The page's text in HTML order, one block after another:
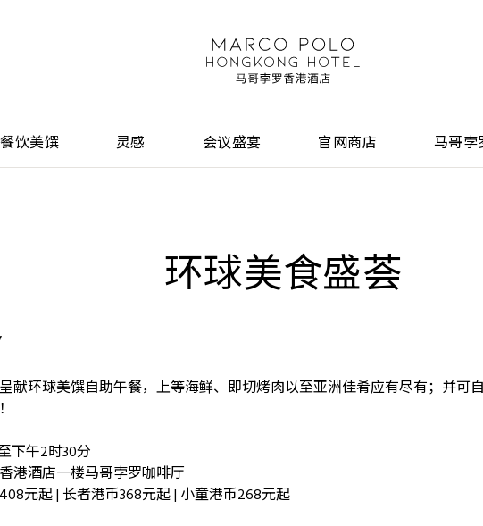
餐饮美馔 灵感 会议盛宴 官网商店 马哥孛
环球美食盛荟
献环球美馔自助午餐，上等海鲜、即切烤肉以至亚洲佳肴应有尽有；并可
下午2时30分
港酒店一楼马哥孛罗咖啡厅
元起 | 长者港币368元起 | 小童港币268元起